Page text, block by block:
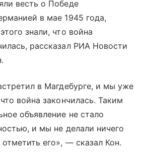
весть о Победе
в мае 1945 года,
знали, что война
рассказал РИА Новости
в Магдебурге, и мы уже
война закончилась. Таким
объявление не стало
и мы не делали ничего
его», — сказал Кон.